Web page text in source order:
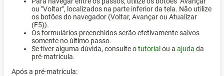
ou "Voltar", localizados na parte inferior da tela. Não utilize
os botões do navegador (Voltar, Avançar ou Atualizar
(F5)).
Os formulários preenchidos serão efetivamente salvos
somente no último passo.
Se tiver alguma dúvida, consulte otutorial ou a ajuda da
pré-matrícula.
Após a pré-matrícula: